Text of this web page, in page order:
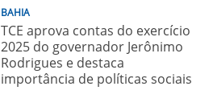
BAHIA
TCE aprova contas do exercício
2025 do governador Jerônimo
Rodrigues e destaca
importância de políticas sociais